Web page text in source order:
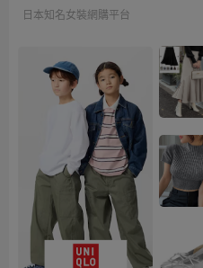
日本知名女裝網購平台